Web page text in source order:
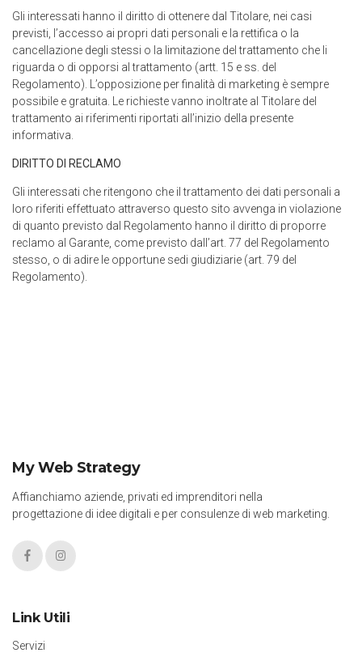
Gli interessati hanno il diritto di ottenere dal Titolare, nei casi
previsti, l’accesso ai propri dati personali e la rettifica o la
cancellazione degli stessi o la limitazione del trattamento che li
riguarda o di opporsi al trattamento (artt. 15 e ss. del
Regolamento). L’opposizione per finalità di marketing è sempre
possibile e gratuita. Le richieste vanno inoltrate al Titolare del
trattamento ai riferimenti riportati all’inizio della presente
informativa.
DIRITTO DI RECLAMO
Gli interessati che ritengono che il trattamento dei dati personali a
loro riferiti effettuato attraverso questo sito avvenga in violazione
di quanto previsto dal Regolamento hanno il diritto di proporre
reclamo al Garante, come previsto dall’art. 77 del Regolamento
stesso, o di adire le opportune sedi giudiziarie (art. 79 del
Regolamento).
My Web Strategy
Affianchiamo aziende, privati ed imprenditori nella
progettazione di idee digitali e per consulenze di web marketing.
Link Utili
Servizi